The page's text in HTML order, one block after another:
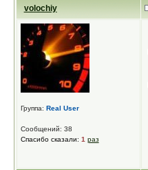
volochiy
Группа: Real User
Сообщений: 38
Спасибо сказали: 1 раз